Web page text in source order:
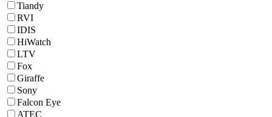
Tiandy
RVI
IDIS
HiWatch
LTV
Fox
Giraffe
Sony
Falcon Eye
ATEC